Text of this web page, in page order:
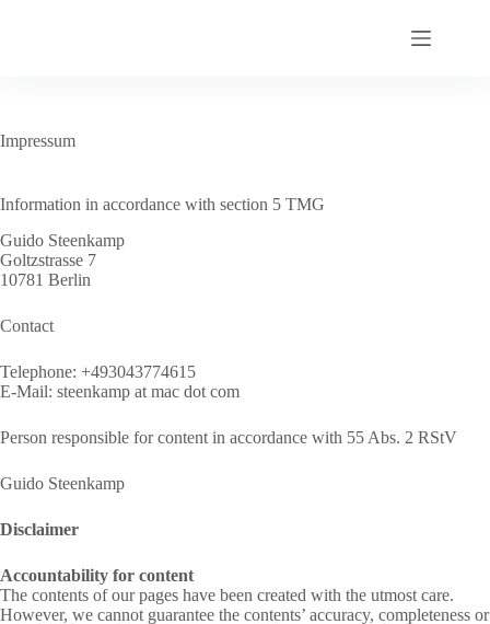
Impressum
Information in accordance with section 5 TMG
Guido Steenkamp
Goltzstrasse 7
10781 Berlin
Contact
Telephone: +493043774615
E-Mail: steenkamp at mac dot com
Person responsible for content in accordance with 55 Abs. 2 RStV
Guido Steenkamp
Disclaimer
Accountability for content
The contents of our pages have been created with the utmost care.
However, we cannot guarantee the contents’ accuracy, completeness or